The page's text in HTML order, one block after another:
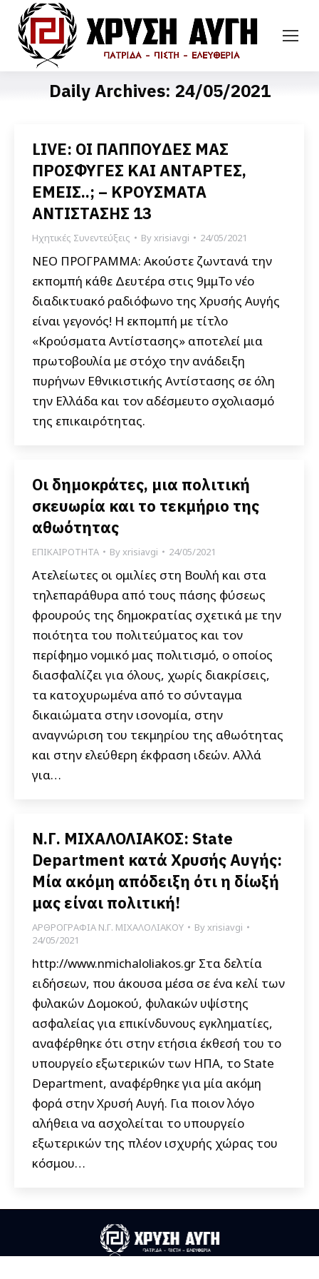
Daily Archives: 24/05/2021
LIVE: ΟΙ ΠΑΠΠΟYΔΕΣ ΜΑΣ
ΠΡOΣΦΥΓΕΣ ΚΑΙ ΑΝΤAΡΤΕΣ,
ΕΜΕΙΣ..; – ΚΡΟYΣΜΑΤΑ
ΑΝΤIΣΤΑΣΗΣ 13
Ηχητικές Συνεντεύξεις Byxrisiavgi 24/05/2021
ΝΕΟ ΠΡΟΓΡΑΜΜΑ: Ακούστε ζωντανά την
εκπομπή κάθε Δευτέρα στις 9μμΤο νέο
διαδικτυακό ραδιόφωνο της Χρυσής Αυγής
είναι γεγονός! Η εκπομπή με τίτλο
«Κρούσματα Αντίστασης» αποτελεί μια
πρωτοβουλία με στόχο την ανάδειξη
πυρήνων Eθvικιστικής Αντίστασης σε όλη
την Ελλάδα και τον αδέσμευτο σχολιασμό
της επικαιρότητας.
Οι δημοκράτες, μια πολιτική
σκευωρία και το τεκμήριο της
αθωότητας
ΕΠΙΚΑΙΡΟΤΗΤΑ Byxrisiavgi 24/05/2021
Ατελείωτες οι ομιλίες στη Βουλή και στα
τηλεπαράθυρα από τους πάσης φύσεως
φρουρούς της δημοκρατίας σχετικά με την
ποιότητα του πολιτεύματος και τον
περίφημο νομικό μας πολιτισμό, ο οποίος
διασφαλίζει για όλους, χωρίς διακρίσεις,
τα κατοχυρωμένα από το σύνταγμα
δικαιώματα στην ισονομία, στην
αναγνώριση του τεκμηρίου της αθωότητας
και στην ελεύθερη έκφραση ιδεών. Αλλά
για…
Ν.Γ. ΜΙΧΑΛΟΛΙΑΚΟΣ: State
Department κατά Χρυσής Αυγής:
Μία ακόμη απόδειξη ότι η δίωξή
μας είναι πολιτική!
ΑΡΘΡΟΓΡΑΦΙΑ Ν.Γ. ΜΙΧΑΛΟΛΙΑΚΟΥ Byxrisiavgi
24/05/2021
http://www.nmichaloliakos.gr Στα δελτία
ειδήσεων, που άκουσα μέσα σε ένα κελί των
φυλακών Δομοκού, φυλακών υψίστης
ασφαλείας για επικίνδυνους εγκληματίες,
αναφέρθηκε ότι στην ετήσια έκθεσή του το
υπουργείο εξωτερικών των ΗΠΑ, το State
Department, αναφέρθηκε για μία ακόμη
φορά στην Χρυσή Αυγή. Για ποιον λόγο
αλήθεια να ασχολείται το υπουργείο
εξωτερικών της πλέον ισχυρής χώρας του
κόσμου…